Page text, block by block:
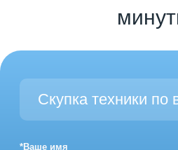
Скупка техники по
*Ваше имя